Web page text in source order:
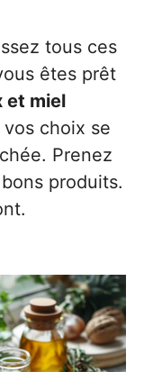
tous ces
êtes prêt
et miel
choix se
Prenez
produits.